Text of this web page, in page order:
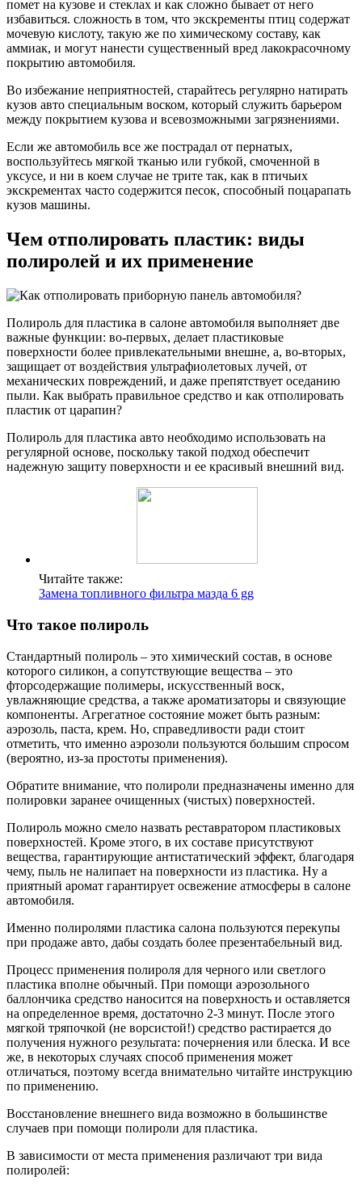
помет на кузове и стеклах и как сложно бывает от него
избавиться. сложность в том, что экскременты птиц содержат
мочевую кислоту, такую же по химическому составу, как
аммиак, и могут нанести существенный вред лакокрасочному
покрытию автомобиля.
Во избежание неприятностей, старайтесь регулярно натирать
кузов авто специальным воском, который служить барьером
между покрытием кузова и всевозможными загрязнениями.
Если же автомобиль все же пострадал от пернатых,
воспользуйтесь мягкой тканью или губкой, смоченной в
уксусе, и ни в коем случае не трите так, как в птичьих
экскрементах часто содержится песок, способный поцарапать
кузов машины.
Чем отполировать пластик: виды
полиролей и их применение
Полироль для пластика в салоне автомобиля выполняет две
важные функции: во-первых, делает пластиковые
поверхности более привлекательными внешне, а, во-вторых,
защищает от воздействия ультрафиолетовых лучей, от
механических повреждений, и даже препятствует оседанию
пыли. Как выбрать правильное средство и как отполировать
пластик от царапин?
Полироль для пластика авто необходимо использовать на
регулярной основе, поскольку такой подход обеспечит
надежную защиту поверхности и ее красивый внешний вид.
Читайте также:
Замена топливного фильтра мазда 6 gg
Что такое полироль
Стандартный полироль – это химический состав, в основе
которого силикон, а сопутствующие вещества – это
фторсодержащие полимеры, искусственный воск,
увлажняющие средства, а также ароматизаторы и связующие
компоненты. Агрегатное состояние может быть разным:
аэрозоль, паста, крем. Но, справедливости ради стоит
отметить, что именно аэрозоли пользуются большим спросом
(вероятно, из-за простоты применения).
Обратите внимание, что полироли предназначены именно для
полировки заранее очищенных (чистых) поверхностей.
Полироль можно смело назвать реставратором пластиковых
поверхностей. Кроме этого, в их составе присутствуют
вещества, гарантирующие антистатический эффект, благодаря
чему, пыль не налипает на поверхности из пластика. Ну а
приятный аромат гарантирует освежение атмосферы в салоне
автомобиля.
Именно полиролями пластика салона пользуются перекупы
при продаже авто, дабы создать более презентабельный вид.
Процесс применения полироля для черного или светлого
пластика вполне обычный. При помощи аэрозольного
баллончика средство наносится на поверхность и оставляется
на определенное время, достаточно 2-3 минут. После этого
мягкой тряпочкой (не ворсистой!) средство растирается до
получения нужного результата: почернения или блеска. И все
же, в некоторых случаях способ применения может
отличаться, поэтому всегда внимательно читайте инструкцию
по применению.
Восстановление внешнего вида возможно в большинстве
случаев при помощи полироли для пластика.
В зависимости от места применения различают три вида
полиролей: